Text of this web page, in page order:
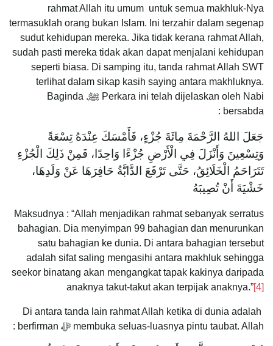
rahmat Allah itu umum untuk semua makhluk-Nya
termasuklah orang bukan Islam. Ini terzahir dalam segenap
sudut kehidupan mereka. Jika tidak kerana rahmat Allah,
sudah pasti mereka tidak akan dapat menjalani kehidupan
seperti biasa. Di samping itu, tanda rahmat Allah SWT
terlihat dalam sikap kasih saying antara makhluknya.
Perkara ini telah dijelaskan oleh Nabi ﷺ. Baginda
bersabda :
‌جَعَلَ ‌اللهُ ‌الرَّحْمَةَ ‌مِائَةَ ‌جُزْءٍ، فَأَمْسَكَ عِنْدَهُ تِسْعَةً
وَتِسْعِينَ وَأَنْزَلَ فِي الْأَرْضِ جُزْءًا وَاحِدًا، فَمِنْ ذَلِكَ الْجُزْءِ
تَتَرَاحَمُ الْخَلَائِقُ، حَتَّى تَرْفَعَ الدَّابَّةُ حَافِرَهَا عَنْ وَلَدِهَا،
خَشْيَةَ أَنْ تُصِيبَهُ
Maksudnya : “Allah menjadikan rahmat sebanyak serratus
bahagian. Dia menyimpan 99 bahagian dan menurunkan
satu bahagian ke dunia. Di antara bahagian tersebut
adalah sifat saling mengasihi antara makhluk sehingga
seekor binatang akan mengangkat tapak kakinya daripada
anaknya takut-takut akan terpijak anaknya.”[4]
Di antara tanda lain rahmat Allah ketika di dunia adalah
membuka seluas-luasnya pintu taubat. Allah ﷻ berfirman :